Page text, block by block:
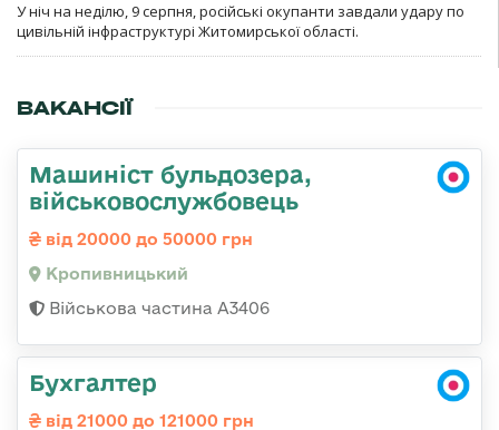
У ніч на неділю, 9 серпня, російські окупанти завдали удару по
цивільній інфраструктурі Житомирської області.
ВАКАНСІЇ
Машиніст бульдозера,
військовослужбовець
від 20000 до 50000 грн
Кропивницький
Військова частина А3406
Бухгалтер
від 21000 до 121000 грн